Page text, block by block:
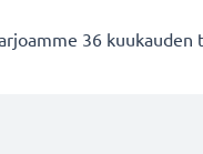
36 kuukauden